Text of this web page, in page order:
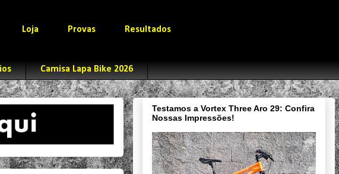
Loja Provas Resultados
Camisa Lapa Bike 2026
Testamos a Vortex Three Aro 29: Confira
Nossas Impressões!